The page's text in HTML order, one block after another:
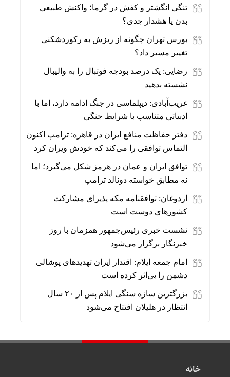
تنگی انگشتر و کفش در گرما؛ واکنش طبیعی
بدن یا هشدار جدی؟
بورس تهران چگونه از ریزش به رکوردشکنی
تغییر مسیر داد؟
رضایی: یک درصد بودجه فوتبال را به والیبال
نشسته بدهید
غریب‌آبادی: دیپلماسی در جنگ ادامه دارد، اما با
ادبیاتی متناسب با شرایط جنگی
دفتر حفاظت منافع ایران در قاهره: ترامپ اکنون
التماس توافقی را می‌کند که خودش ویران کرد
توافق ایران و عمان در هرمز شکل می‌گیرد؛ اما
نه مطابق خواسته دونالد ترامپ
اردوغان: توافقنامه مکه پذیرای مشارکت
کشورهای دوست است
نشست خبری رئیس‌جمهور همزمان با روز
خبرنگار برگزار می‌شود
امام جمعه ایلام: اقتدار ایران تهدیدهای پوشالی
دشمن را بی‌اثر کرده است
بزرگترین سازه سنگی ایلام پس از ۲۰ سال
انتظار در هلیلان افتتاح می‌شود
خانه